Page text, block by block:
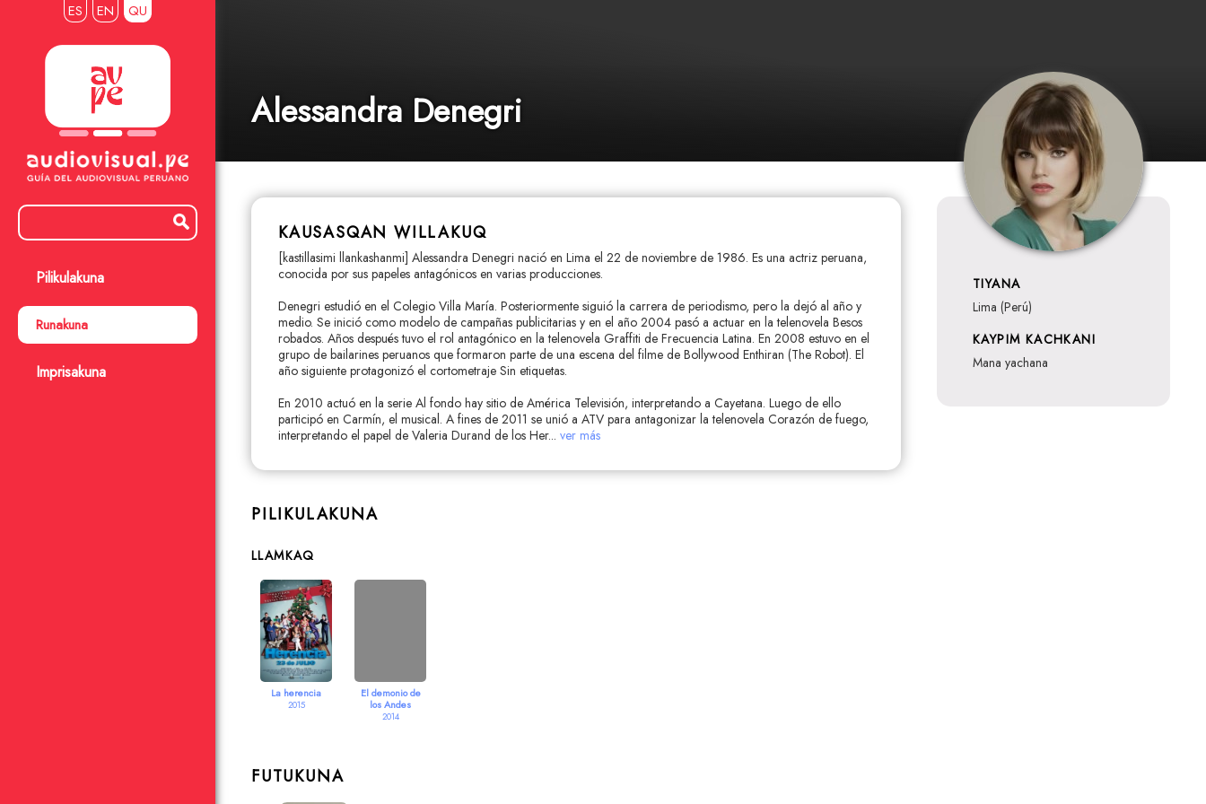
ES EN QU
Pilikulakuna
Runakuna
Imprisakuna
Alessandra Denegri
KAUSASQAN WILLAKUQ
[kastillasimi llankashanmi] Alessandra Denegri nació en Lima el 22 de noviembre de 1986. Es una actriz peruana,
conocida por sus papeles antagónicos en varias producciones.
Denegri estudió en el Colegio Villa María. Posteriormente siguió la carrera de periodismo, pero la dejó al año y
medio. Se inició como modelo de campañas publicitarias y en el año 2004 pasó a actuar en la telenovela Besos
robados. Años después tuvo el rol antagónico en la telenovela Graffiti de Frecuencia Latina. En 2008 estuvo en el
grupo de bailarines peruanos que formaron parte de una escena del filme de Bollywood Enthiran (The Robot). El
año siguiente protagonizó el cortometraje Sin etiquetas.
En 2010 actuó en la serie Al fondo hay sitio de América Televisión, interpretando a Cayetana. Luego de ello
participó en Carmín, el musical. A fines de 2011 se unió a ATV para antagonizar la telenovela Corazón de fuego,
interpretando el papel de Valeria Durand de los Her... ver más
TIYANA
Lima (Perú)
KAYPIM KACHKANI
mana yachana
PILIKULAKUNA
LLAMKAQ
La herencia
2015
El demonio de
los Andes
2014
FUTUKUNA